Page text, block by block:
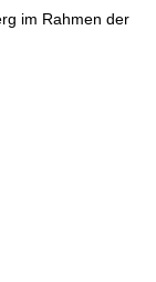
im Rahmen der